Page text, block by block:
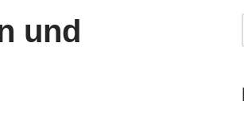
und